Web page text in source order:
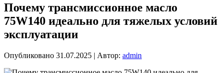
Почему трансмиссионное масло
75W140 идеально для тяжелых условий
эксплуатации
Опубликовано 31.07.2025 | Автор: admin